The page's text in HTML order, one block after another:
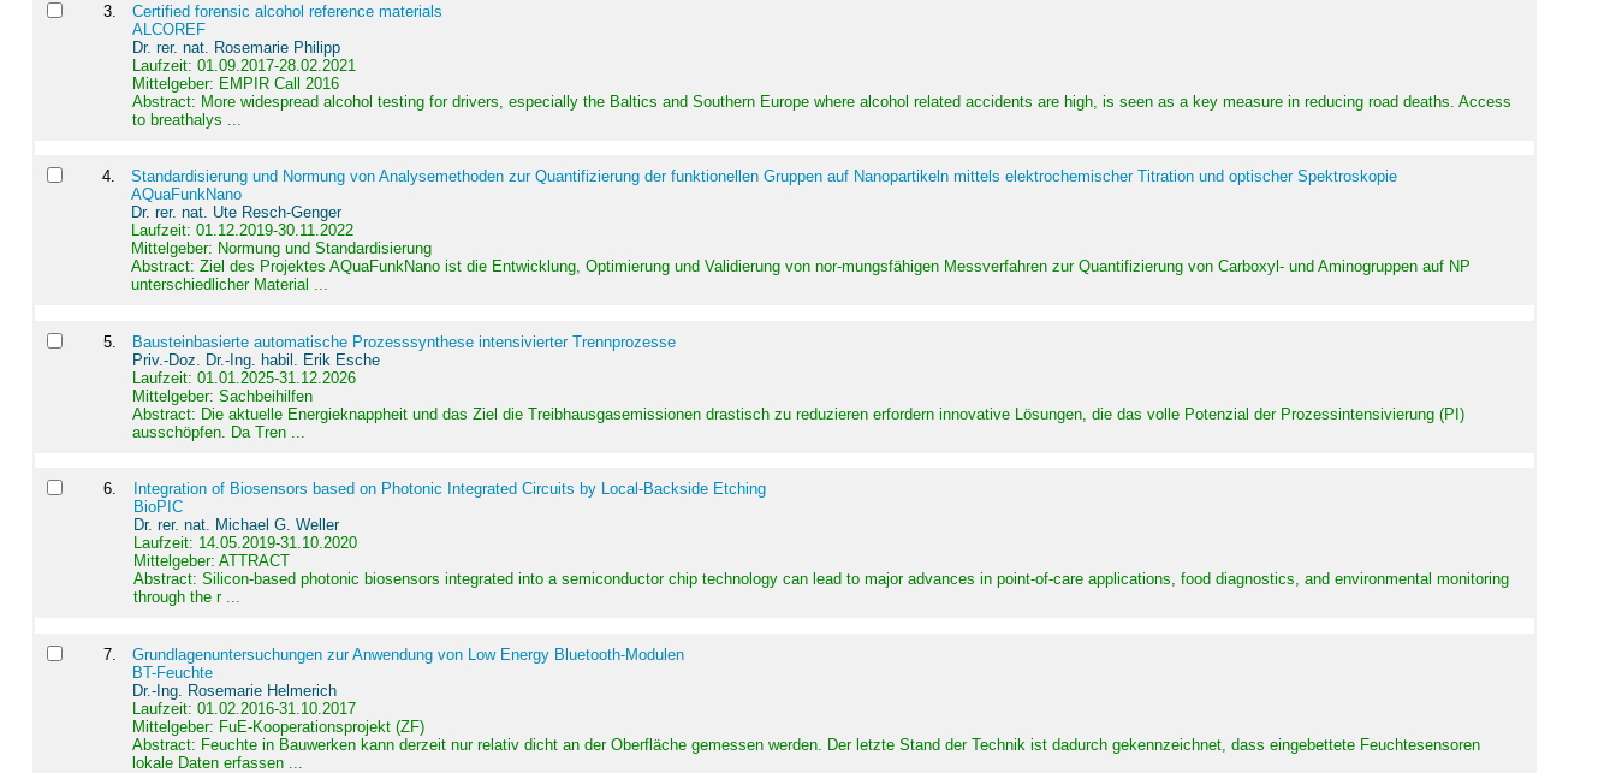
3.
Certified forensic alcohol reference materials
ALCOREF
Dr. rer. nat. Rosemarie Philipp
Laufzeit: 01.09.2017-28.02.2021
Mittelgeber: EMPIR Call 2016
Abstract: More widespread alcohol testing for drivers, especially the Baltics and Southern Europe where alcohol related accidents are high, is seen as a key measure in reducing road deaths. Access
to breathalys ...
4.
Standardisierung und Normung von Analysemethoden zur Quantifizierung der funktionellen Gruppen auf Nanopartikeln mittels elektrochemischer Titration und optischer Spektroskopie
AQuaFunkNano
Dr. rer. nat. Ute Resch-Genger
Laufzeit: 01.12.2019-30.11.2022
Mittelgeber: Normung und Standardisierung
Abstract:Ziel des Projektes AQuaFunkNano ist die Entwicklung, Optimierung und Validierung von nor-mungsfähigen Messverfahren zur Quantifizierung von Carboxyl- und Aminogruppen auf NP
unterschiedlicher Material ...
5.
Bausteinbasierte automatische Prozesssynthese intensivierter Trennprozesse
Priv.-Doz. Dr.-Ing. habil. Erik Esche
Laufzeit: 01.01.2025-31.12.2026
Mittelgeber: Sachbeihilfen
Abstract: Die aktuelle Energieknappheit und das Ziel die Treibhausgasemissionen drastisch zu reduzieren erfordern innovative Lösungen, die das volle Potenzial der Prozessintensivierung (PI)
ausschöpfen. Da Tren ...
6.
Integration of Biosensors based on Photonic Integrated Circuits by Local-Backside Etching
BioPIC
Dr. rer. nat. Michael G. Weller
Laufzeit: 14.05.2019-31.10.2020
Mittelgeber: ATTRACT
Abstract: Silicon-based photonic biosensors integrated into a semiconductor chip technology can lead to major advances in point-of-care applications, food diagnostics, and environmental monitoring
through the r ...
7.
Grundlagenuntersuchungen zur Anwendung von Low Energy Bluetooth-Modulen
BT-Feuchte
Dr.-Ing. Rosemarie Helmerich
Laufzeit: 01.02.2016-31.10.2017
Mittelgeber: FuE-Kooperationsprojekt (ZF)
Abstract: Feuchte in Bauwerken kann derzeit nur relativ dicht an der Oberfläche gemessen werden. Der letzte Stand der Technik ist dadurch gekennzeichnet, dass eingebettete Feuchtesensoren
lokale Daten erfassen ...